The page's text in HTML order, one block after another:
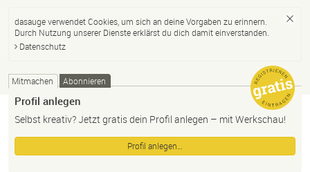
dasauge verwendet Cookies, um sich an deine Vorgaben zu erinnern.
Durch Nutzung unserer Dienste erklärst du dich damit einverstanden.
Datenschutz
Mitmachen Abonnieren
Profil anlegen
Selbst kreativ? Jetzt gratis dein Profil anlegen – mit Werkschau!
Profil anlegen…